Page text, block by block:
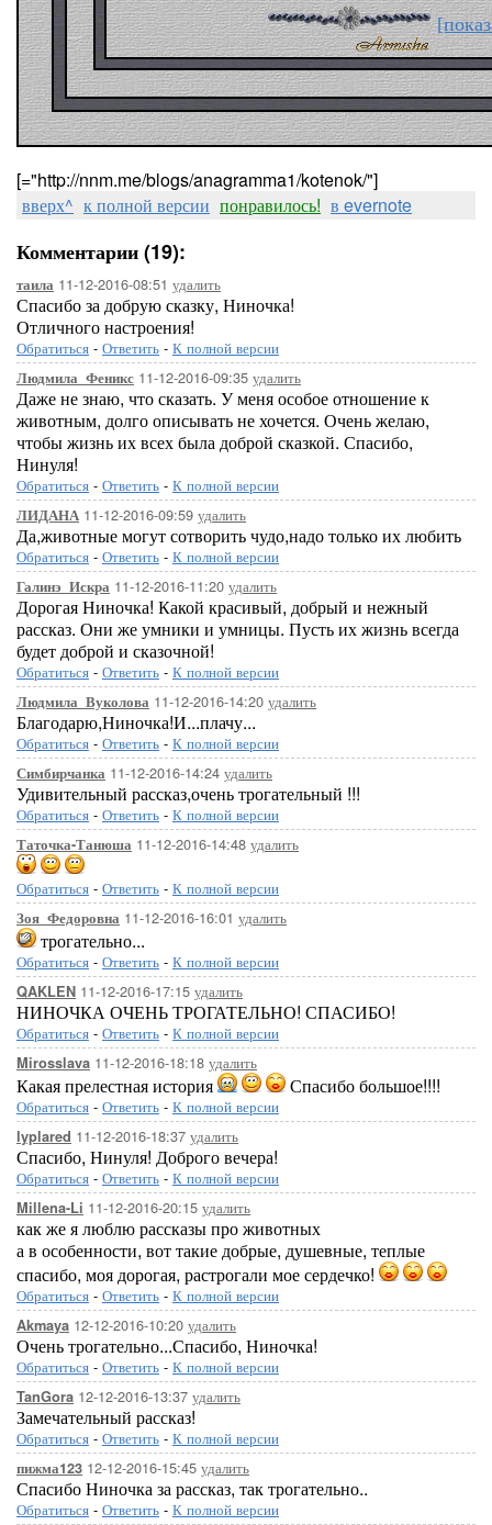
[="http://nnm.me/blogs/anagramma1/kotenok/"]
вверх^ к полной версии понравилось! в evernote
Комментарии (19):
таила 11-12-2016-08:51 удалить
Спасибо за добрую сказку, Ниночка!
Отличного настроения!
Обратиться - Ответить - К полной версии
Людмила_Феникс 11-12-2016-09:35 удалить
Даже не знаю, что сказать. У меня особое отношение к
животным, долго описывать не хочется. Очень желаю,
чтобы жизнь их всех была доброй сказкой. Спасибо,
Нинуля!
Обратиться - Ответить - К полной версии
ЛИДАНА 11-12-2016-09:59 удалить
Да,животные могут сотворить чудо,надо только их любить
Обратиться - Ответить - К полной версии
Галинэ_Искра 11-12-2016-11:20 удалить
Дорогая Ниночка! Какой красивый, добрый и нежный
рассказ. Они же умники и умницы. Пусть их жизнь всегда
будет доброй и сказочной!
Обратиться - Ответить - К полной версии
Людмила_Вуколова 11-12-2016-14:20 удалить
Благодарю,Ниночка!И...плачу...
Обратиться - Ответить - К полной версии
Симбирчанка 11-12-2016-14:24 удалить
Удивительный рассказ,очень трогательный !!!
Обратиться - Ответить - К полной версии
Таточка-Танюша 11-12-2016-14:48 удалить
Обратиться - Ответить - К полной версии
Зоя_Федоровна 11-12-2016-16:01 удалить
трогательно...
Обратиться - Ответить - К полной версии
QAKLEN 11-12-2016-17:15 удалить
НИНОЧКА ОЧЕНЬ ТРОГАТЕЛЬНО! СПАСИБО!
Обратиться - Ответить - К полной версии
Mirosslava 11-12-2016-18:18 удалить
Какая прелестная история Спасибо большое!!!!
Обратиться - Ответить - К полной версии
lyplared 11-12-2016-18:37 удалить
Спасибо, Нинуля! Доброго вечера!
Обратиться - Ответить - К полной версии
Millena-Li 11-12-2016-20:15 удалить
как же я люблю рассказы про животных
а в особенности, вот такие добрые, душевные, теплые
спасибо, моя дорогая, растрогали мое сердечко!
Обратиться - Ответить - К полной версии
Akmaya 12-12-2016-10:20 удалить
Очень трогательно...Спасибо, Ниночка!
Обратиться - Ответить - К полной версии
TanGora 12-12-2016-13:37 удалить
Замечательный рассказ!
Обратиться - Ответить - К полной версии
пижма123 12-12-2016-15:45 удалить
Спасибо Ниночка за рассказ, так трогательно..
Обратиться - Ответить - К полной версии